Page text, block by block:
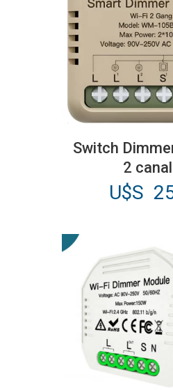
Switch
2
U$S